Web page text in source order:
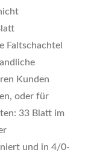
Faltschachtel
Kunden
oder für
33 Blatt im
und in 4/0-